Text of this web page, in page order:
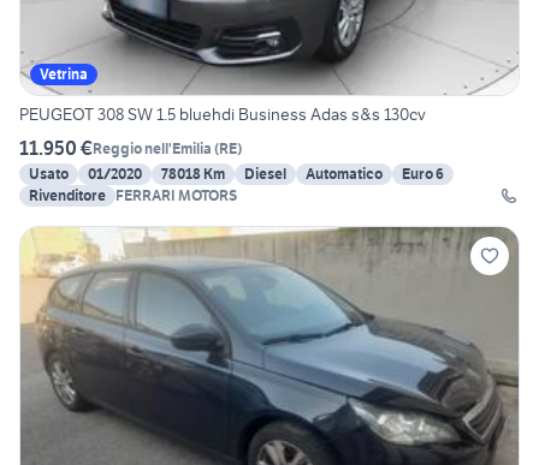
Vetrina
PEUGEOT 308 SW 1.5 bluehdi Business Adas s&s 130cv
11.950 €Reggio nell'Emilia (RE)
Usato
01/2020 78018 Km Diesel Automatico
Euro 6
Rivenditore FERRARI MOTORS